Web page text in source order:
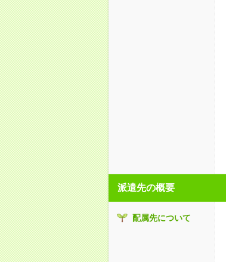
派遣先の概要
配属先について